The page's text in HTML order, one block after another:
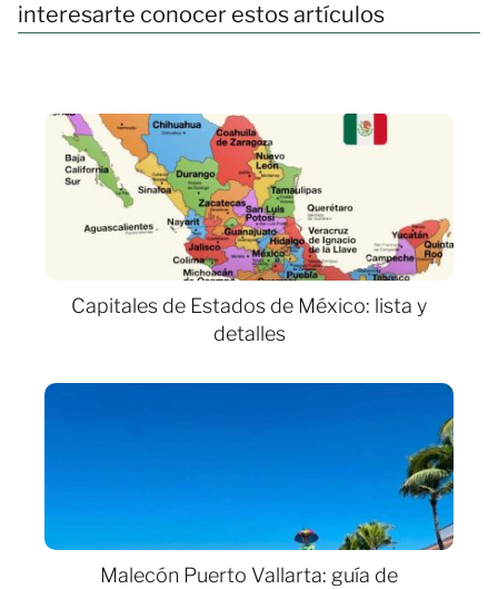
interesarte conocer estos artículos
Capitales de Estados de México: lista y
detalles
Malecón Puerto Vallarta: guía de